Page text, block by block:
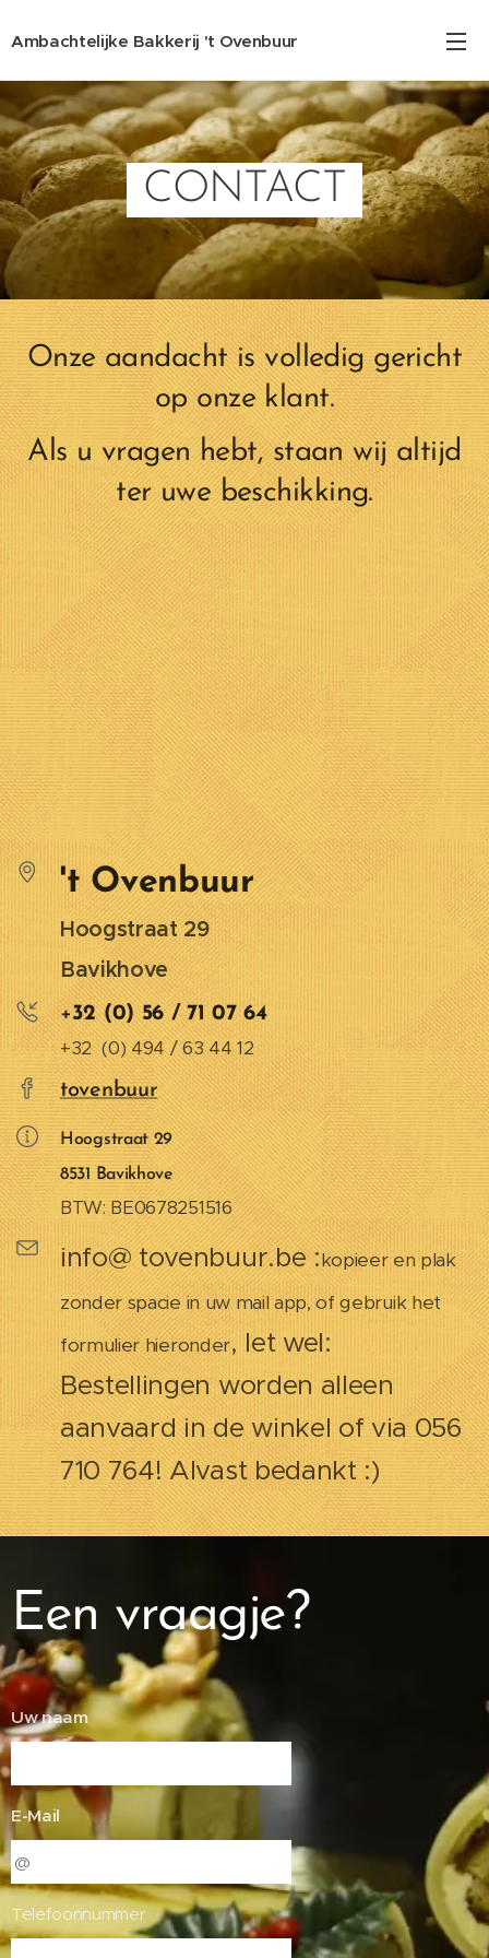
Ambachtelijke Bakkerij 't Ovenbuur
CONTACT
Onze aandacht is volledig gericht
op onze klant.
Als u vragen hebt, staan wij altijd
ter uwe beschikking.
't Ovenbuur
Hoogstraat 29
Bavikhove
+32 (0) 56 / 71 07 64
+32 (0) 494 / 63 44 12
tovenbuur
Hoogstraat 29
8531 Bavikhove
BTW: BE0678251516
info@ tovenbuur.be :kopieer en plak
zonder spacie in uw mail app, of gebruik het
formulier hieronder, let wel:
Bestellingen worden alleen
aanvaard in de winkel of via 056
710 764! Alvast bedankt :)
Een vraagje?
Uw naam
E-Mail
Telefoonnummer